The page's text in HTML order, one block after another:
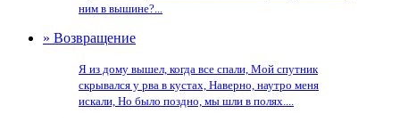
ним в вышине?...
» Возвращение
Я из дому вышел, когда все спали, Мой спутник
скрывался у рва в кустах, Наверно, наутро меня
искали, Но было поздно, мы шли в полях....